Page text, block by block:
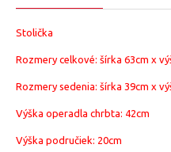
Stolička
Rozmery celkové: šírka 63cm x
Rozmery sedenia: šírka 39cm x
Výška operadla chrbta: 42cm
Výška područiek: 20cm